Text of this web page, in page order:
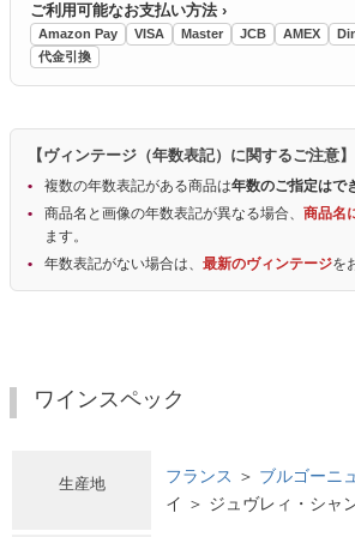
ご利用可能なお支払い方法 ›
Amazon Pay VISA Master JCB AMEX
代金引換
【ヴィンテージ（年数表記）に関するご注意】
複数の年数表記がある商品は年数のご指定はで
商品名と画像の年数表記が異なる場合、 商品名
ます。
年数表記がない場合は、 最新のヴィンテージを
ワインスペック
生産地 フランス ＞ ブルゴーニュ
イ ＞ ジュヴレィ・シャ